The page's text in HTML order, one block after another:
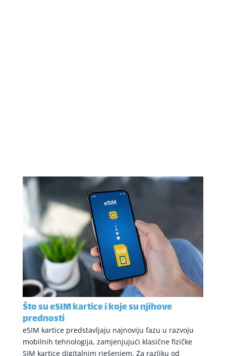
Što su eSIM kartice i koje su njihove
prednosti
eSIM kartice predstavljaju najnoviju fazu u razvoju
mobilnih tehnologija, zamjenjujući klasične fizičke
SIM kartice digitalnim rješenjem. Za razliku od